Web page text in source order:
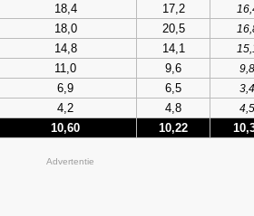
18,4 17,2
18,0 20,5
14,8 14,1
11,0 9,6
9,8
6,9 6,5
3,4
4,2 4,8 4,5
10,60 10,22
Advertentie